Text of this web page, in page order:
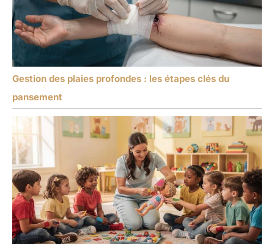
Gestion des plaies profondes : les étapes clés du
pansement